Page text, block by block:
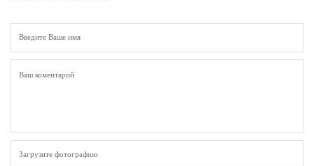
Загрузите фотографию